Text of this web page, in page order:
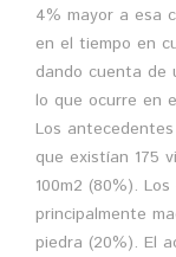
4% mayor a esa
en el tiempo en
dando cuenta de
lo que ocurre en
Los
que existían 175
100m2 (80%).
principalmente
piedra (20%). El